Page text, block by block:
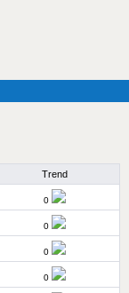
Trend
0
0
0
0